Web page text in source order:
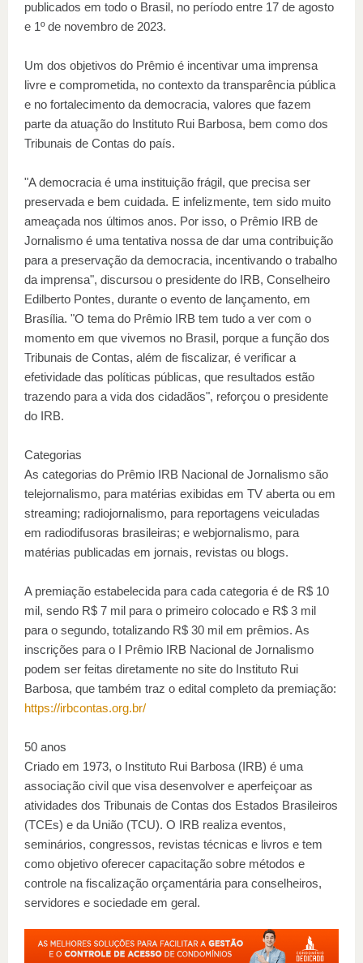
publicados em todo o Brasil, no período entre 17 de agosto
e 1º de novembro de 2023.
Um dos objetivos do Prêmio é incentivar uma imprensa
livre e comprometida, no contexto da transparência pública
e no fortalecimento da democracia, valores que fazem
parte da atuação do Instituto Rui Barbosa, bem como dos
Tribunais de Contas do país.
"A democracia é uma instituição frágil, que precisa ser
preservada e bem cuidada. E infelizmente, tem sido muito
ameaçada nos últimos anos. Por isso, o Prêmio IRB de
Jornalismo é uma tentativa nossa de dar uma contribuição
para a preservação da democracia, incentivando o trabalho
da imprensa", discursou o presidente do IRB, Conselheiro
Edilberto Pontes, durante o evento de lançamento, em
Brasília. "O tema do Prêmio IRB tem tudo a ver com o
momento em que vivemos no Brasil, porque a função dos
Tribunais de Contas, além de fiscalizar, é verificar a
efetividade das políticas públicas, que resultados estão
trazendo para a vida dos cidadãos", reforçou o presidente
do IRB.
Categorias
As categorias do Prêmio IRB Nacional de Jornalismo são
telejornalismo, para matérias exibidas em TV aberta ou em
streaming; radiojornalismo, para reportagens veiculadas
em radiodifusoras brasileiras; e webjornalismo, para
matérias publicadas em jornais, revistas ou blogs.
A premiação estabelecida para cada categoria é de R$ 10
mil, sendo R$ 7 mil para o primeiro colocado e R$ 3 mil
para o segundo, totalizando R$ 30 mil em prêmios. As
inscrições para o I Prêmio IRB Nacional de Jornalismo
podem ser feitas diretamente no site do Instituto Rui
Barbosa, que também traz o edital completo da premiação:
https://irbcontas.org.br/
50 anos
Criado em 1973, o Instituto Rui Barbosa (IRB) é uma
associação civil que visa desenvolver e aperfeiçoar as
atividades dos Tribunais de Contas dos Estados Brasileiros
(TCEs) e da União (TCU). O IRB realiza eventos,
seminários, congressos, revistas técnicas e livros e tem
como objetivo oferecer capacitação sobre métodos e
controle na fiscalização orçamentária para conselheiros,
servidores e sociedade em geral.